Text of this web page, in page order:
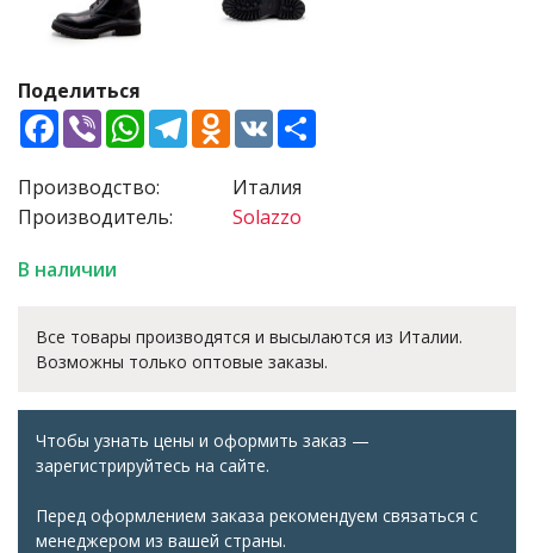
Поделиться
Facebook
ViberWhatsApp
TelegramOdnoklassniki
VK
Производство:
Производитель:
Италия
Solazzo
В наличии
Все товары производятся и высылаются из Италии.
Возможны только оптовые заказы.
Чтобы узнать цены и оформить заказ —
зарегистрируйтесь на сайте.
Перед оформлением заказа рекомендуем связаться с
менеджером из вашей страны.